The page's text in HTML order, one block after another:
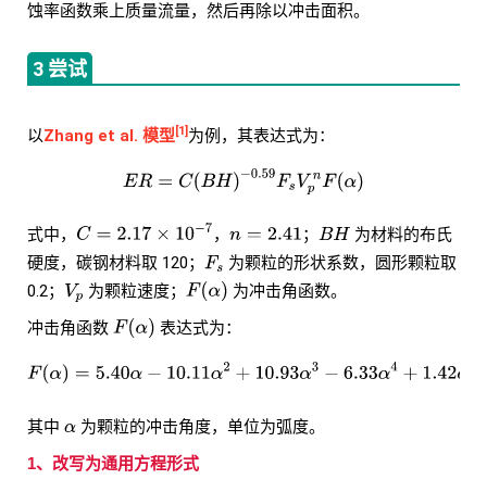
蚀率函数乘上质量流量，然后再除以冲击面积。
3 尝试
以Zhang et al. 模型 [1] 为例，其表达式为：
式中， ， ；
为材料的布氏
硬度，碳钢材料取 120；
为颗粒的形状系数，圆形颗粒取
0.2；
为颗粒速度；
为冲击角函数。
冲击角函数
表达式为：
其中 为颗粒的冲击角度，单位为弧度。
1、改写为通用方程形式